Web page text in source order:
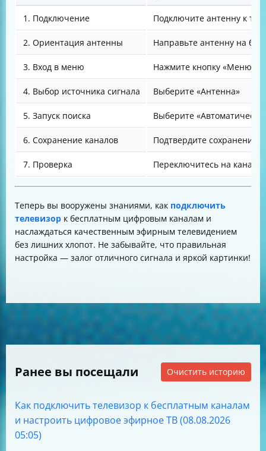
1. Подключение Подключите антенну к
2. Ориентация антенны Направьте антенну на
3. Вход в меню Нажмите кнопку «Меню»
4. Выбор источника сигнала Выберите «Антенна»
5. Запуск поиска Выберите
6. Сохранение каналов Подтвердите сохранение
7. Проверка Переключитесь на каналы
Теперь вы вооружены знаниями, как подключить
телевизор к бесплатным цифровым каналам и
наслаждаться качественным эфирным телевидением
без лишних хлопот. Не забывайте, что правильная
настройка — залог отличного сигнала и яркой картинки!
Ранее вы посещали Очистить историю
Как подключить телевизор к бесплатным каналам
и настроить цифровое эфирное ТВ (08.08.2026
05:05)